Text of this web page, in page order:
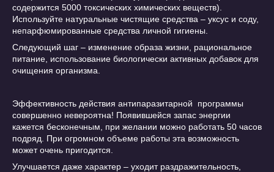
содержится 5000 токсических химических веществ).
Используйте натуральные чистящие средства – уксус и соду,
непарфюмированные средства личной гигиены.
Следующий шаг – изменение образа жизни, рациональное
питание, использование биологически активных добавок для
очищения организма.
Эффективность действия антипаразитарной программы
совершенно невероятна! Появившейся запас энергии
кажется бесконечным, при желании можно работать 50 часов
подряд. При огромном объеме работы эта возможность
может очень пригодится.
Улучшается даже характер – уходит раздражительность,